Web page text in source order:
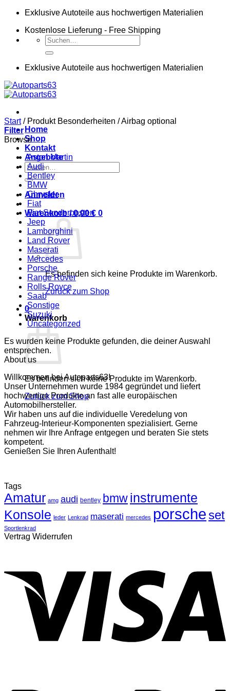
Zum
springen
Exklusive Autoteile aus hochwertigen Materialien
Kostenlose Lieferung - Free Shipping
Suchen
nach:
Exklusive Autoteile aus hochwertigen Materialien
Home
Shop
Kontakt
Angebote
Suchen
nach:
Anmelden
Warenkorb /0,00€ 0
Es befinden sich keine Produkte im Warenkorb.
Zurück zum Shop
0
Warenkorb
Es befinden sich keine Produkte im Warenkorb.
Zurück zum Shop
Start /Produkt Besonderheiten /Airbag optional
Filter
Browse
Aston Martin
Audi
Bentley
BMW
Chrysler
Fiat
Fiat Sonderposten
Jeep
Lamborghini
Land Rover
Maserati
Mercedes
Porsche
Range Rover
Rolls Royce
Saab
Sonstige
Suzuki
Uncategorized
Es wurden keine Produkte gefunden, die deiner Auswahl
entsprechen.
About us
Willkommen bei Autoparts63!
Unser Unternehmen wurde 1984 gegründet und liefert
hochwertige Produkte an fast alle europäischen
Automobilhersteller.
Wir haben uns auf die individuelle Veredelung von
Fahrzeug-Interieur-Komponenten spezialisiert. Gerne
nehmen wir Ihre Anfrage entgegen und beraten Sie stets
kompetent.
Genießen Sie Ihren Aufenthalt!
Tags
Amatur amg audi bentley bmwinstrumente
Konsole leder Lenkrad maserati mercedes porsche set
Sportlenkrad
Vertrag Widerrufen